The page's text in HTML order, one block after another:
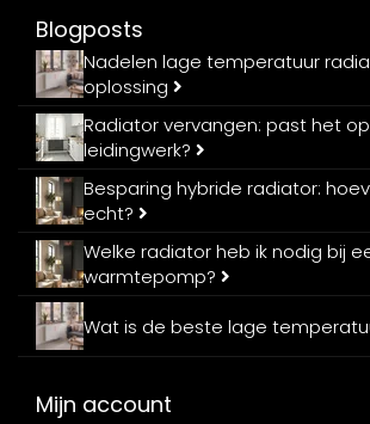
Blogposts
Nadelen lage temperatuur
oplossing
Radiator vervangen: past het
leidingwerk?
Besparing hybride radiator:
echt?
Welke radiator heb ik nodig bij
warmtepomp?
Wat is de beste lage
Mijn account